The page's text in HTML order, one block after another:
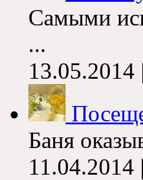
Самыми
...
13.05.2014
Баня
11.04.2014